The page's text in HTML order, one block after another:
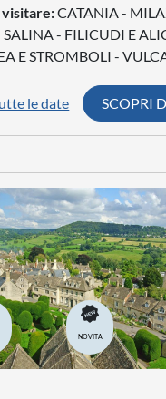
visitare:CATANIA -
SALINA - FILICUDI E
E STROMBOLI -
le date SCOPRI
NOVITA